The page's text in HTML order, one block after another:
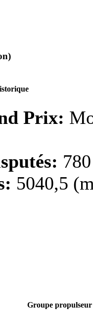
Prix:
780
5040,5
Groupe propulseur